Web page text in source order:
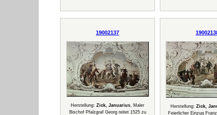
19002137
Herstellung: Zick, Januarius, Maler
Bischof Pfalzgraf Georg reitet 1525 zu
Herstellung: Zick,
Feierlicher Einzug